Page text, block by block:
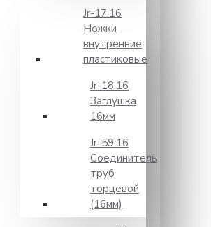
Jr-17.16
Ножки
внутренние
пластиковые
Jr-18.16
Заглушка
16мм
Jr-59.16
Соединитель
труб
торцевой
(16мм)